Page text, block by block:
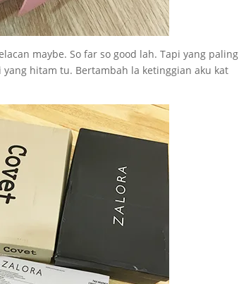
maybe. So far so good lah. Tapi yang paling
hitam tu. Bertambah la ketinggian aku kat